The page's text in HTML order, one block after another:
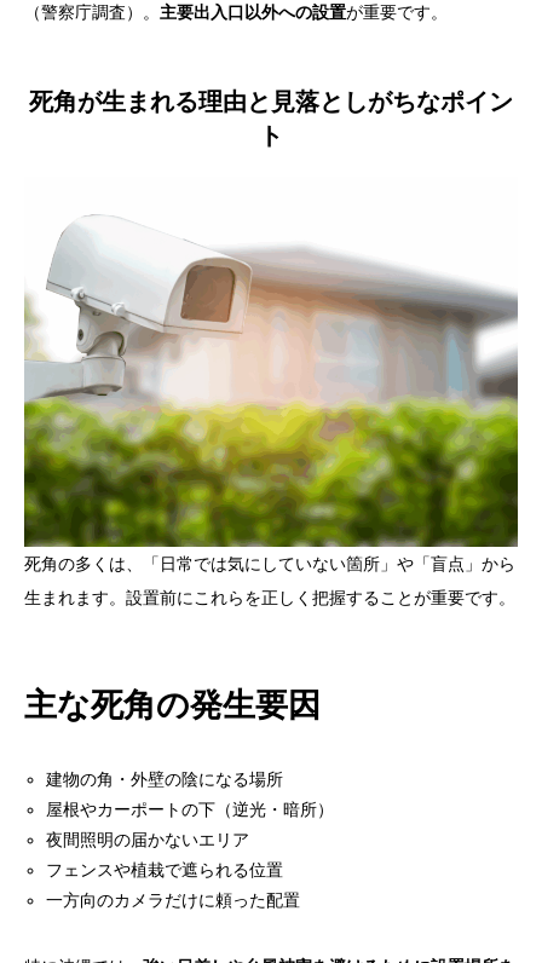
（警察庁調査）。 主要出入口以外への設置が重要です。
死角が生まれる理由と見落としがちなポイン
ト
死角の多くは、「日常では気にしていない箇所」や「盲点」から
生まれます。設置前にこれらを正しく把握することが重要です。
主な死角の発生要因
建物の角・外壁の陰になる場所
屋根やカーポートの下（逆光・暗所）
夜間照明の届かないエリア
フェンスや植栽で遮られる位置
一方向のカメラだけに頼った配置